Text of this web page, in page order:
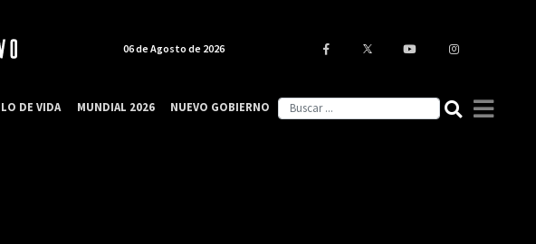
06 de Agosto de 2026
DE VIDA MUNDIAL 2026 NUEVO GOBIERNO